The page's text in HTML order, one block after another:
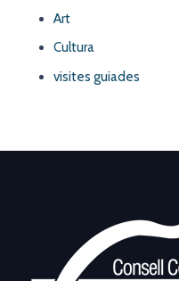
Art
Cultura
visites guiades